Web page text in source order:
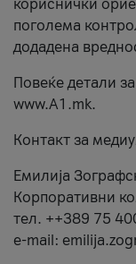
кориснички
поголема
додадена
Повеќе детали
www.А1.mk.
Контакт за
Емилија
Корпоративни
тел. ++389 75
e-mail: